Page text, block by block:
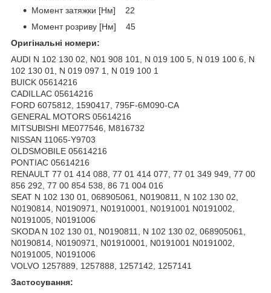
Момент затяжки [Нм] 22
Момент розриву [Нм] 45
Оригінальні номери:
AUDI N 102 130 02, N01 908 101, N 019 100 5, N 019 100 6, N
102 130 01, N 019 097 1, N 019 100 1
BUICK 05614216
CADILLAC 05614216
FORD 6075812, 1590417, 795F-6M090-CA
GENERAL MOTORS 05614216
MITSUBISHI ME077546, M816732
NISSAN 11065-Y9703
OLDSMOBILE 05614216
PONTIAC 05614216
RENAULT 77 01 414 088, 77 01 414 077, 77 01 349 949, 77 00
856 292, 77 00 854 538, 86 71 004 016
SEAT N 102 130 01, 068905061, N0190811, N 102 130 02,
N0190814, N0190971, N01910001, N0191001 N0191002,
N0191005, N0191006
SKODA N 102 130 01, N0190811, N 102 130 02, 068905061,
N0190814, N0190971, N01910001, N0191001 N0191002,
N0191005, N0191006
VOLVO 1257889, 1257888, 1257142, 1257141
Застосування: